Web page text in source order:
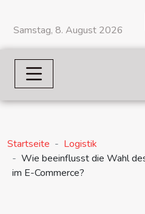
Samstag, 8. August 2026
Startseite
Logistik
Wie beeinflusst die Wahl
im E-Commerce?